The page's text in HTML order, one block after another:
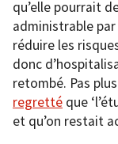
qu’elle pourrait
administrable
réduire les
donc
retombé. Pas
regretté que
et qu’on restait